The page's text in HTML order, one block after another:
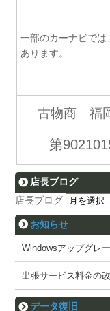
一部のカーナビで
あります。
古物商 福岡
第
店長ブログ
店長ブログ
お知らせ
Windowsアップグレ
出張サービス料金の
データ復旧